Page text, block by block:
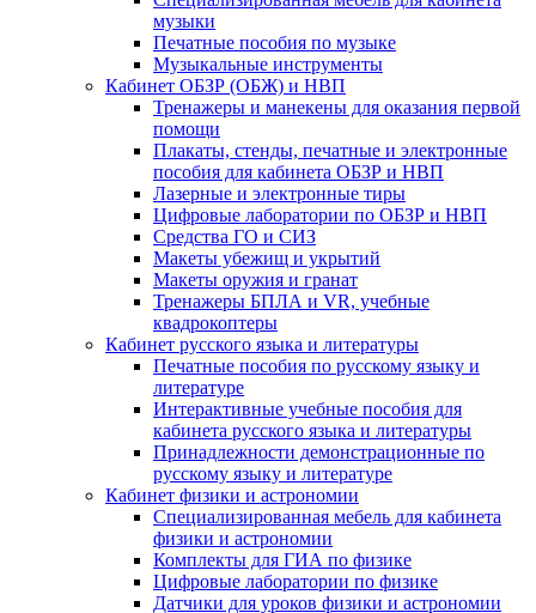
музыки
Печатные пособия по музыке
Музыкальные инструменты
Кабинет ОБЗР (ОБЖ) и НВП
Тренажеры и манекены для оказания первой
помощи
Плакаты, стенды, печатные и электронные
пособия для кабинета ОБЗР и НВП
Лазерные и электронные тиры
Цифровые лаборатории по ОБЗР и НВП
Средства ГО и СИЗ
Макеты убежищ и укрытий
Макеты оружия и гранат
Тренажеры БПЛА и VR, учебные
квадрокоптеры
Кабинет русского языка и литературы
Печатные пособия по русскому языку и
литературе
Интерактивные учебные пособия для
кабинета русского языка и литературы
Принадлежности демонстрационные по
русскому языку и литературе
Кабинет физики и астрономии
Специализированная мебель для кабинета
физики и астрономии
Комплекты для ГИА по физике
Цифровые лаборатории по физике
Датчики для уроков физики и астрономии